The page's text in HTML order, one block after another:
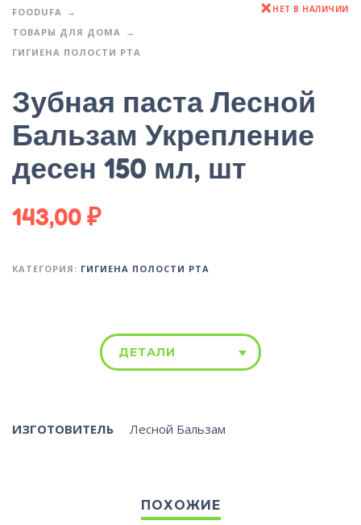
FOODUFA
ТОВАРЫ ДЛЯ ДОМА
ГИГИЕНА ПОЛОСТИ РТА
НЕТ В НАЛИЧИИ
Зубная паста Лесной
Бальзам Укрепление
десен 150 мл, шт
143,00₽
КАТЕГОРИЯ: ГИГИЕНА ПОЛОСТИ РТА
ДЕТАЛИ
ИЗГОТОВИТЕЛЬ Лесной Бальзам
ПОХОЖИЕ